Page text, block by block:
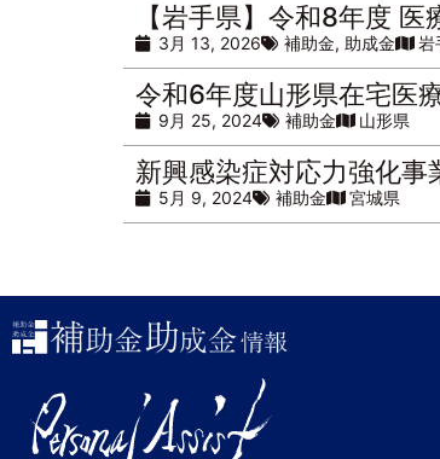
【岩手県】令和8年度
3月 13, 2026 補助金, 助成金 岩
令和6年度山形県在宅医
9月 25, 2024 補助金 山形県
新興感染症対応力強化
5月 9, 2024 補助金 宮城県